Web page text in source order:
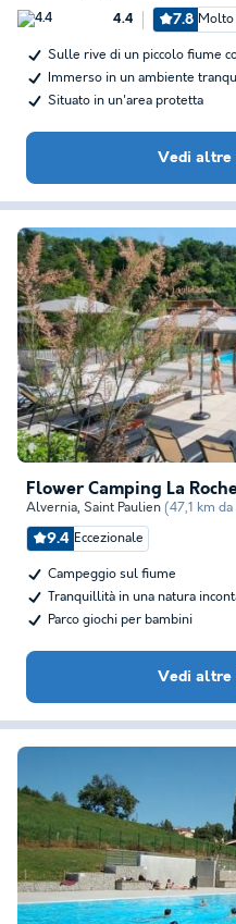
4.4 7.8 Molto
Sulle rive di un piccolo fiume
Immerso in un ambiente
Situato in un'area protetta
Vedi altre
Flower Camping La
Alvernia, Saint Paulien (47,1 km
9.4 Eccezionale
Campeggio sul fiume
Tranquillità in una natura
Parco giochi per bambini
Vedi altre